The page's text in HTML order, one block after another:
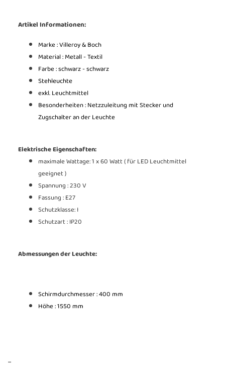
Artikel Informationen:
Marke : Villeroy & Boch
Material : Metall - Textil
Farbe : schwarz - schwarz
Stehleuchte
exkl. Leuchtmittel
Besonderheiten : Netzzuleitung mit Stecker und
Zugschalter an der Leuchte
Elektrische Eigenschaften:
maximale Wattage: 1 x 60 Watt ( für LED Leuchtmittel
geeignet )
Spannung : 230 V
Fassung : E27
Schutzklasse: I
Schutzart : IP20
Abmessungen der Leuchte:
Schirmdurchmesser : 400 mm
Höhe : 1550 mm
...